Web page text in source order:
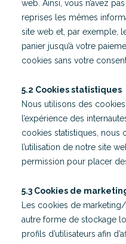
web. Ainsi, vous n’avez
reprises les mêmes
site web et, par exemple,
panier jusqu’à votre
cookies sans votre
5.2 Cookies statistiques
Nous utilisons des
l’expérience des
cookies statistiques, nous
l’utilisation de notre site
permission pour placer
5.3 Cookies de
Les cookies de
autre forme de stockage
profils d’utilisateurs afin